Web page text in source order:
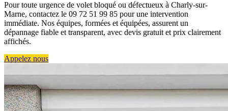
Pour toute urgence de volet bloqué ou défectueux à Charly-sur-
Marne, contactez le 09 72 51 99 85 pour une intervention
immédiate. Nos équipes, formées et équipées, assurent un
dépannage fiable et transparent, avec devis gratuit et prix clairement
affichés.
Appelez nous